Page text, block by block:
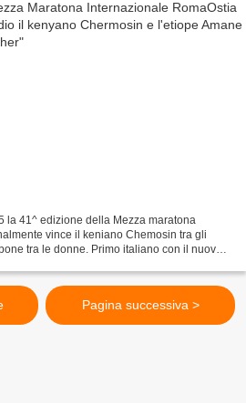
la 41^ edizione della Mezza maratona
vince il keniano Chemosin tra gli
tra le donne. Primo italiano con il nuovo
Pagina successiva >